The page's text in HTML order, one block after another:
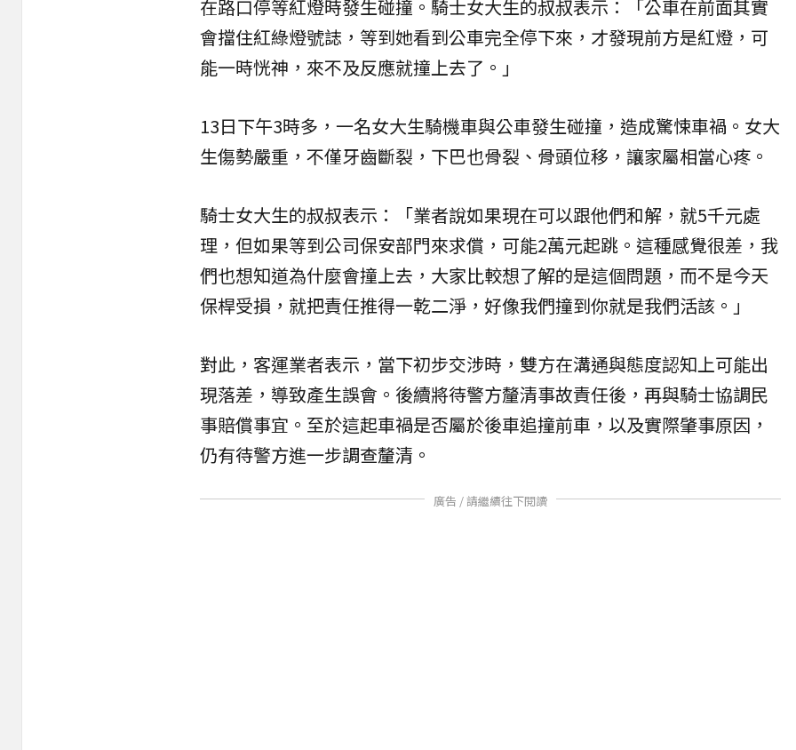
在路口停等紅燈時發生碰撞。騎士女大生的叔叔表示：「公車在前面其實
會擋住紅綠燈號誌，等到她看到公車完全停下來，才發現前方是紅燈，可
能一時恍神，來不及反應就撞上去了。」
13日下午3時多，一名女大生騎機車與公車發生碰撞，造成驚悚車禍。女大
生傷勢嚴重，不僅牙齒斷裂，下巴也骨裂、骨頭位移，讓家屬相當心疼。
騎士女大生的叔叔表示：「業者說如果現在可以跟他們和解，就5千元處
理，但如果等到公司保安部門來求償，可能2萬元起跳。這種感覺很差，我
們也想知道為什麼會撞上去，大家比較想了解的是這個問題，而不是今天
保桿受損，就把責任推得一乾二淨，好像我們撞到你就是我們活該。」
對此，客運業者表示，當下初步交涉時，雙方在溝通與態度認知上可能出
現落差，導致產生誤會。後續將待警方釐清事故責任後，再與騎士協調民
事賠償事宜。至於這起車禍是否屬於後車追撞前車，以及實際肇事原因，
仍有待警方進一步調查釐清。
廣告 / 請繼續往下閱讀